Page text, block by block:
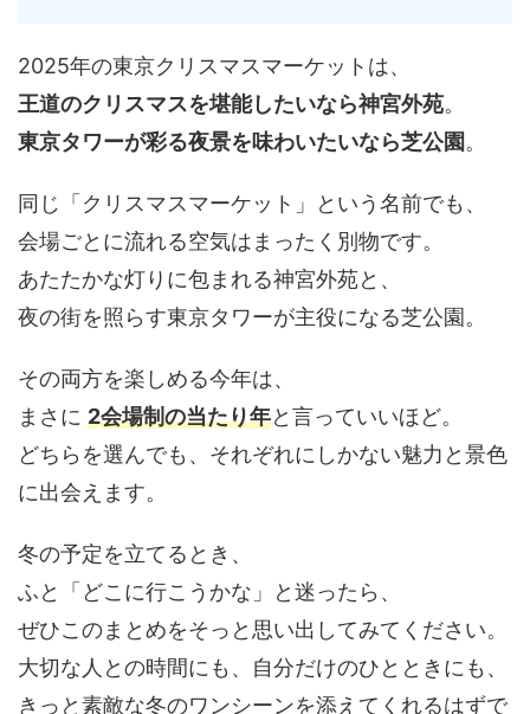
2025年の東京クリスマスマーケットは、
王道のクリスマスを堪能したいなら神宮外苑。
東京タワーが彩る夜景を味わいたいなら芝公園。
同じ「クリスマスマーケット」という名前でも、
会場ごとに流れる空気はまったく別物です。
あたたかな灯りに包まれる神宮外苑と、
夜の街を照らす東京タワーが主役になる芝公園。
その両方を楽しめる今年は、
まさに 2会場制の当たり年と言っていいほど。
どちらを選んでも、それぞれにしかない魅力と景色
に出会えます。
冬の予定を立てるとき、
ふと「どこに行こうかな」と迷ったら、
ぜひこのまとめをそっと思い出してみてください。
大切な人との時間にも、自分だけのひとときにも、
きっと素敵な冬のワンシーンを添えてくれるはずで